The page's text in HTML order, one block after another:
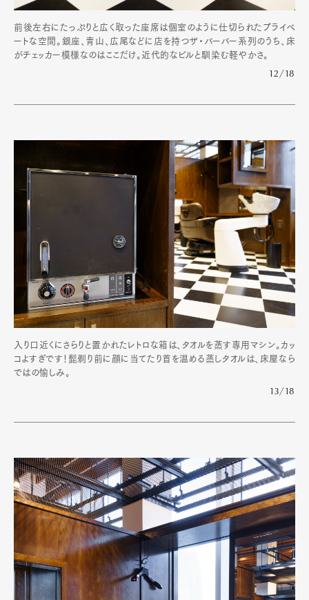
前後左右にたっぷりと広く取った座席は個室のように仕切られたプライベ
ートな空間。銀座、青山、広尾などに店を持つザ・バーバー系列のうち、床
がチェッカー模様なのはここだけ。近代的なビルと馴染む軽やかさ。
12/18
入り口近くにさらりと置かれたレトロな箱は、タオルを蒸す専用マシン。カッ
コよすぎです！髭剃り前に顔に当てたり首を温める蒸しタオルは、床屋なら
ではの愉しみ。
13/18